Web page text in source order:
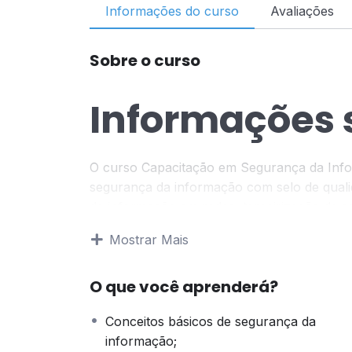
Informações do curso Avaliações
Sobre o curso
Informações
O curso Capacitação em Segurança da
segurança da informação com selo de
Objetivo do
Agrupar informações para que os
conhecimento sobre a segurança da
Mostrar Mais
O que você aprenderá?
Conceitos básicos de segurança da
informação;